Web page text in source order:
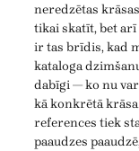
neredzētas
tikai skatīt, bet arī
ir tas brīdis, kad
kataloga
dabīgi — ko nu
kā konkrētā
references tiek
paaudzes